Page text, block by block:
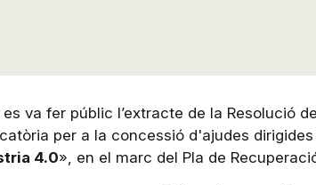
va fer públic l’extracte de la Resolució
per a la concessió d'ajudes
4.0», en el marc del Pla de